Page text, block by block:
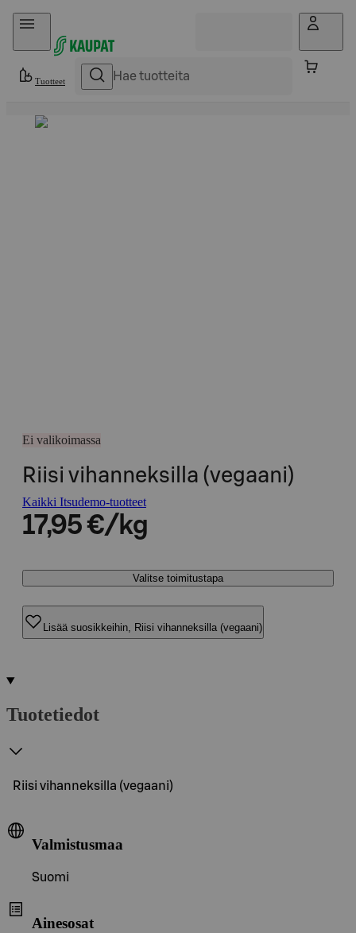
Hyppää sisältöön
Tuotteet
Ei valikoimassa
Riisi vihanneksilla (vegaani)
Kaikki Itsudemo-tuotteet
17,95 €/kg
Valitse toimitustapa
Lisää suosikkeihin, Riisi vihanneksilla (vegaani)
Tuotetiedot
Riisi vihanneksilla (vegaani)
Valmistusmaa
Suomi
Ainesosat